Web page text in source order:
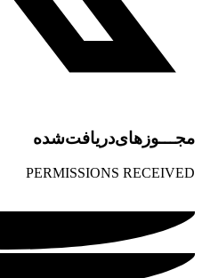
مجـــوز‌های‌دریافت‌شده
PERMISSIONS RECEIVED